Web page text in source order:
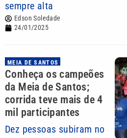
sempre alta
Edson Soledade
24/01/2025
MEIA DE SANTOS
Conheça os campeões
da Meia de Santos;
corrida teve mais de 4
mil participantes
Dez pessoas subiram no